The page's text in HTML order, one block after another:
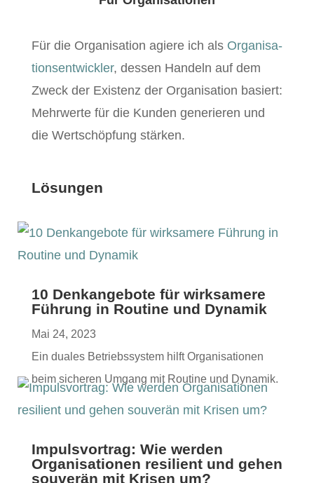
Für die Organ­i­sa­tion agiere ich als Organ­i­sa­
tion­sen­twick­ler, dessen Han­deln auf dem
Zweck der Exis­tenz der Organ­i­sa­tion basiert:
Mehrw­erte für die Kun­den gener­ieren und
die Wertschöp­fung stärken.
Lösungen
10 Denkangebote für wirksamere
Führung in Routine und Dynamik
Mai 24, 2023
Ein duales Betrieb­ssys­tem hil­ft Organ­i­sa­tio­nen
beim sicheren Umgang mit Rou­tine und Dynamik.
Impulsvortrag: Wie werden
Organisationen resilient und gehen
souverän mit Krisen um?